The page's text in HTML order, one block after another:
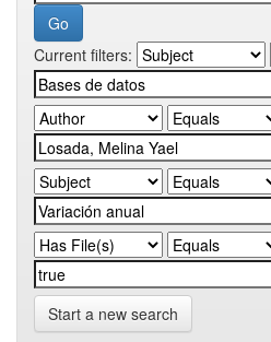
Current filters:
Start a new search